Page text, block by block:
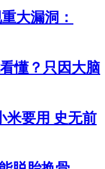
大漏洞：
懂？只因大脑
米要用 史无前